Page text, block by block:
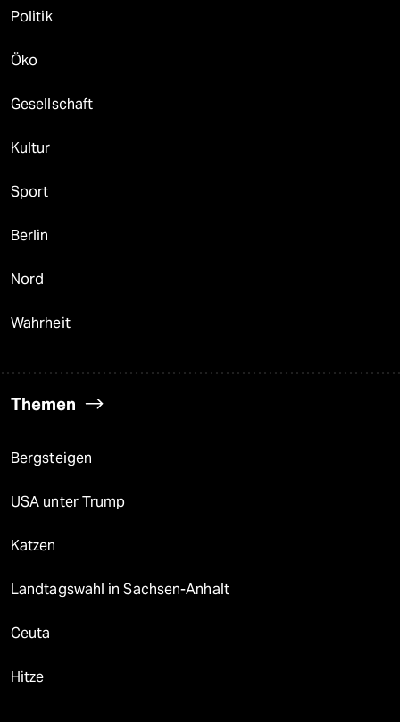
Politik
Öko
Gesellschaft
Kultur
Sport
Berlin
Nord
Wahrheit
Themen
Bergsteigen
USA unter Trump
Katzen
Landtagswahl in Sachsen-Anhalt
Ceuta
Hitze